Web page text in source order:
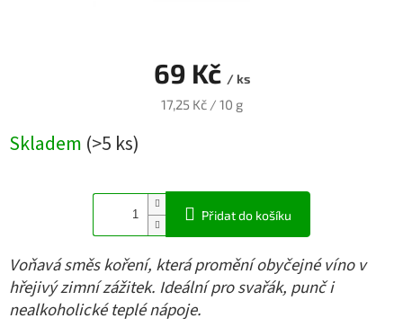
69 Kč / ks
Měrná
17,25 Kč / 10 g
Skladem (>5 ks)
Přidat do košíku
Voňavá směs koření, která promění obyčejné víno v
hřejivý zimní zážitek. Ideální pro svařák, punč i
nealkoholické teplé nápoje.